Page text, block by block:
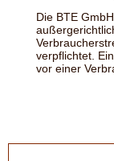
Die BTE
verpflichtet.
vor einer